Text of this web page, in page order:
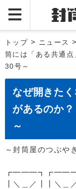
トップ > ニュース >
筒には「ある共通
30号～
なぜ開きたく
があるのか
～
～封筒屋のつぶや
┃＼＿／┃┃＼＿